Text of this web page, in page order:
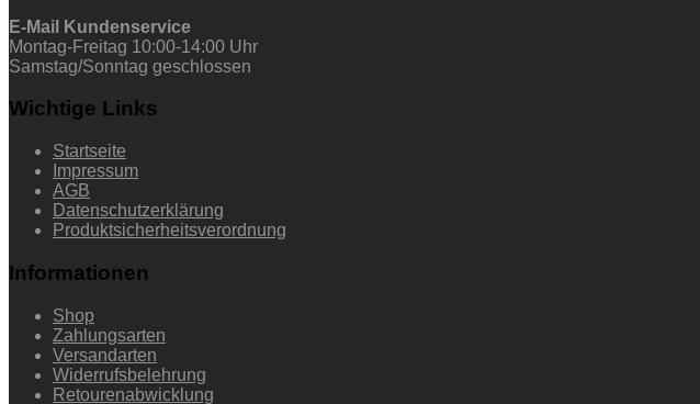
E-Mail Kundenservice
Montag-Freitag 10:00-14:00 Uhr
Samstag/Sonntag geschlossen
Wichtige Links
Startseite
Impressum
AGB
Datenschutzerklärung
Produktsicherheitsverordnung
Informationen
Shop
Zahlungsarten
Versandarten
Widerrufsbelehrung
Retourenabwicklung